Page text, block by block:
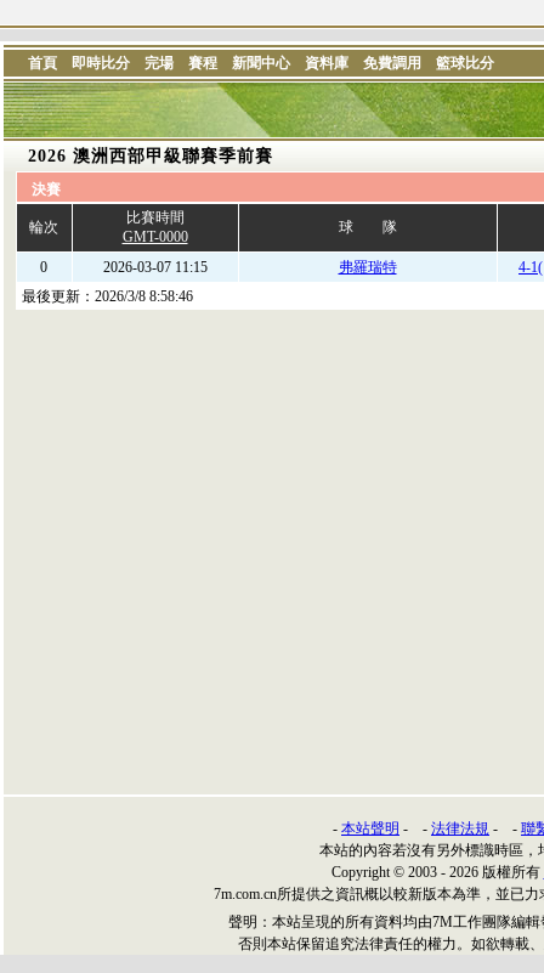
首頁 即時比分 完場 賽程 新聞中心 資料庫 免費調用 籃球比分
2026 澳洲西部甲級聯賽季前賽
決賽
輪次
比賽時間
GMT-0000
球 隊
0 2026-03-07 11:15 弗羅瑞特
4-
最後更新： 2026/3/8 8:58:46
- 本站聲明 - - 法律法規 - - 聯
本站的內容若沒有另外標識時區，
Copyright © 2003 - 2026 版權所有
7m.com.cn所提供之資訊概以較新版本為準，並已
聲明：本站呈現的所有資料均由7M工作團隊編
否則本站保留追究法律責任的權力。如欲轉載